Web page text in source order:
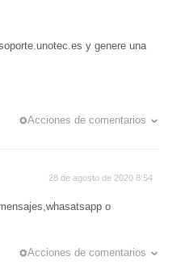
y genere una
Acciones de comentarios
28 de agosto de 2020 8:54
o
Acciones de comentarios